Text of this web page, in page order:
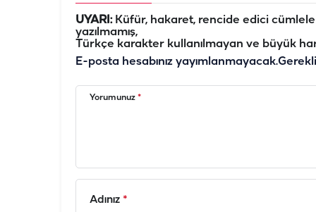
UYARI:Küfür, hakaret, rencide edici
yazılmamış,
Türkçe karakter kullanılmayan ve büyük
E-posta hesabınız yayımlanmayacak.
Yorumunuz *
Adınız *